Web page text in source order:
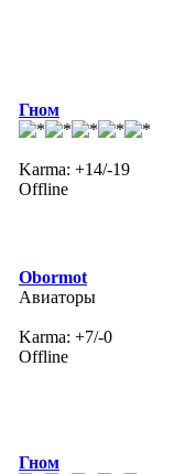
Гном
Karma: +14/-19
Offline
Obormot
Авиаторы
Karma: +7/-0
Offline
Гном